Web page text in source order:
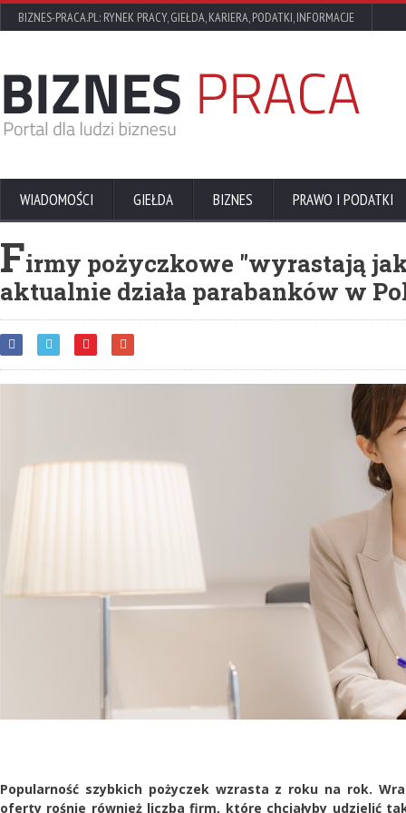
BIZNES-PRACA.PL: RYNEK PRACY, GIEŁDA, KARIERA, PODATKI, INFORMACJE
WIADOMOŚCI GIEŁDA BIZNES PRAWO I PODATKI
Firmy pożyczkowe "wyrastają
aktualnie działa parabanków w
Popularność szybkich pożyczek wzrasta z roku na rok.
oferty rośnie również liczba firm, które chciałyby udzielić